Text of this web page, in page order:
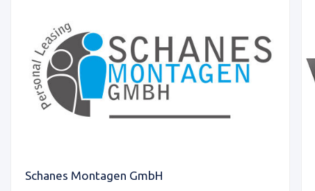
Schanes Montagen GmbH